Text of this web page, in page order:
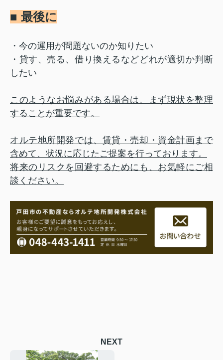
■ 最後に
・今の運用が問題ないのか知りたい
・貸す、売る、借り換えるなどどれが適切か判断
したい
このようなお悩みがある場合は、まず現状を整理
することが重要です。
オルテ地所開発では、賃貸・売却・資金計画まで
含めて、状況に応じたご提案を行っております。
将来のリスクを回避するためにも、お気軽にご相
談ください。
NEXT